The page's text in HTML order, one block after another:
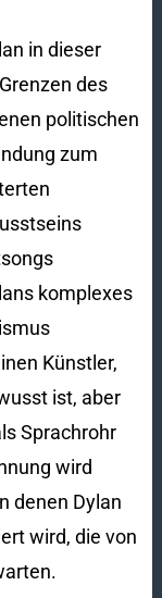
in dieser
des
politischen
zum
komplexes
Künstler,
ist, aber
Sprachrohr
wird
denen Dylan
wird, die von